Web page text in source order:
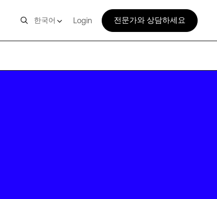
한국어 Login 전문가와 상담하세요
SUM03